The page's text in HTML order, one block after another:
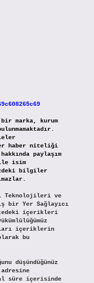
marka, kurum
haber niteliği
paylaşım
ile isim
bilgiler
Teknolojileri ve
bir Yer Sağlayıcı
içerikleri
içeriklerin
bu
düşündüğünüz
süre içerisinde